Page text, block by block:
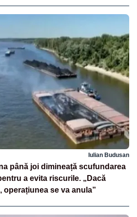
Iulian Budusan
până joi dimineață scufundarea
a evita riscurile. „Dacă
operațiunea se va anula”